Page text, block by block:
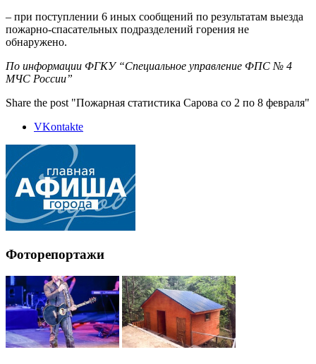
– при поступлении 6 иных сообщений по результатам выезда
пожарно-спасательных подразделений горения не
обнаружено.
По информации ФГКУ “Специальное управление ФПС № 4
МЧС России”
Share the post "Пожарная статистика Сарова со 2 по 8 февраля"
VKontakte
Фоторепортажи